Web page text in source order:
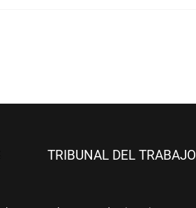
TRIBUNAL DEL TRABAJO